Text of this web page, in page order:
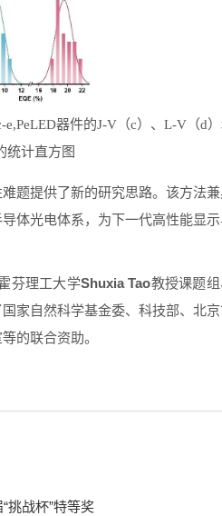
器件的J-V（c）、L-V（d）
统计直方图
题提供了新的研究思路。该方法
体光电体系，为下一代高性能显
芬理工大学Shuxia Tao教授课题
家自然科学基金委、科技部、北京
的联合资助。
挑战杯”特等奖